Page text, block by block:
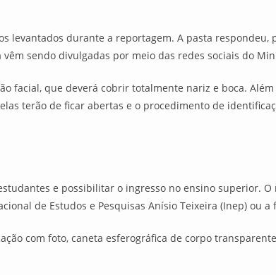
levantados durante a reportagem. A pasta respondeu,
sendo divulgadas por meio das redes sociais do
facial, que deverá cobrir totalmente nariz e boca.
terão de ficar abertas e o procedimento de
e possibilitar o ingresso no ensino superior.
de Estudos e Pesquisas Anísio Teixeira (Inep) ou a
com foto, caneta esferográfica de corpo